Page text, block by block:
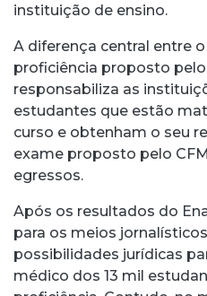
instituição de ensino.
A diferença central entre
proficiência proposto
responsabiliza as
estudantes que estão
curso e obtenham o seu
exame proposto pelo
egressos.
Após os resultados do
para os meios
possibilidades jurídicas
médico dos 13 mil